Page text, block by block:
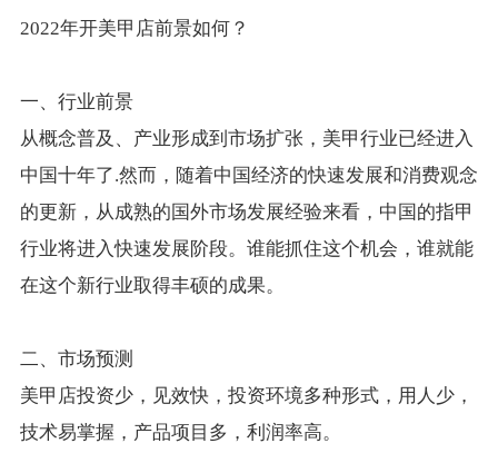
2022年开美甲店前景如何？
一、行业前景
从概念普及、产业形成到市场扩张，美甲行业已经进入
中国十年了.然而，随着中国经济的快速发展和消费观念
的更新，从成熟的国外市场发展经验来看，中国的指甲
行业将进入快速发展阶段。谁能抓住这个机会，谁就能
在这个新行业取得丰硕的成果。
二、市场预测
美甲店投资少，见效快，投资环境多种形式，用人少，
技术易掌握，产品项目多，利润率高。